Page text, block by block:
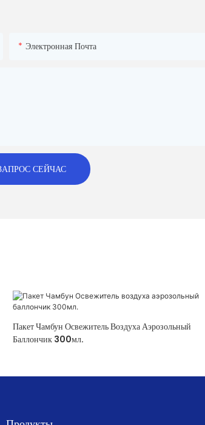
Электронная Почта
СЕЙЧАС
Пакет Чамбун Освежитель Воздуха Аэрозольный
Баллончик 300мл.